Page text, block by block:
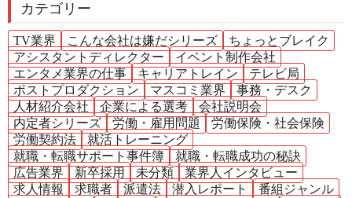
カテゴリー
TV業界 こんな会社は嫌だシリーズ
ちょっとブレイク
アシスタントディレクター
イベント制作会社
エンタメ業界の仕事
キャリアトレイン
テレビ局
ポストプロダクション
マスコミ業界
事務・デスク
人材紹介会社
企業による選考
会社説明会
内定者シリーズ
労働・雇用問題
労働保険・社会保険
労働契約法
就活トレーニング
就職・転職サポート事件簿
就職・転職成功の秘訣
広告業界
新卒採用 未分類
業界人インタビュー
求人情報
求職者 派遣法 潜入レポート
番組ジャンル